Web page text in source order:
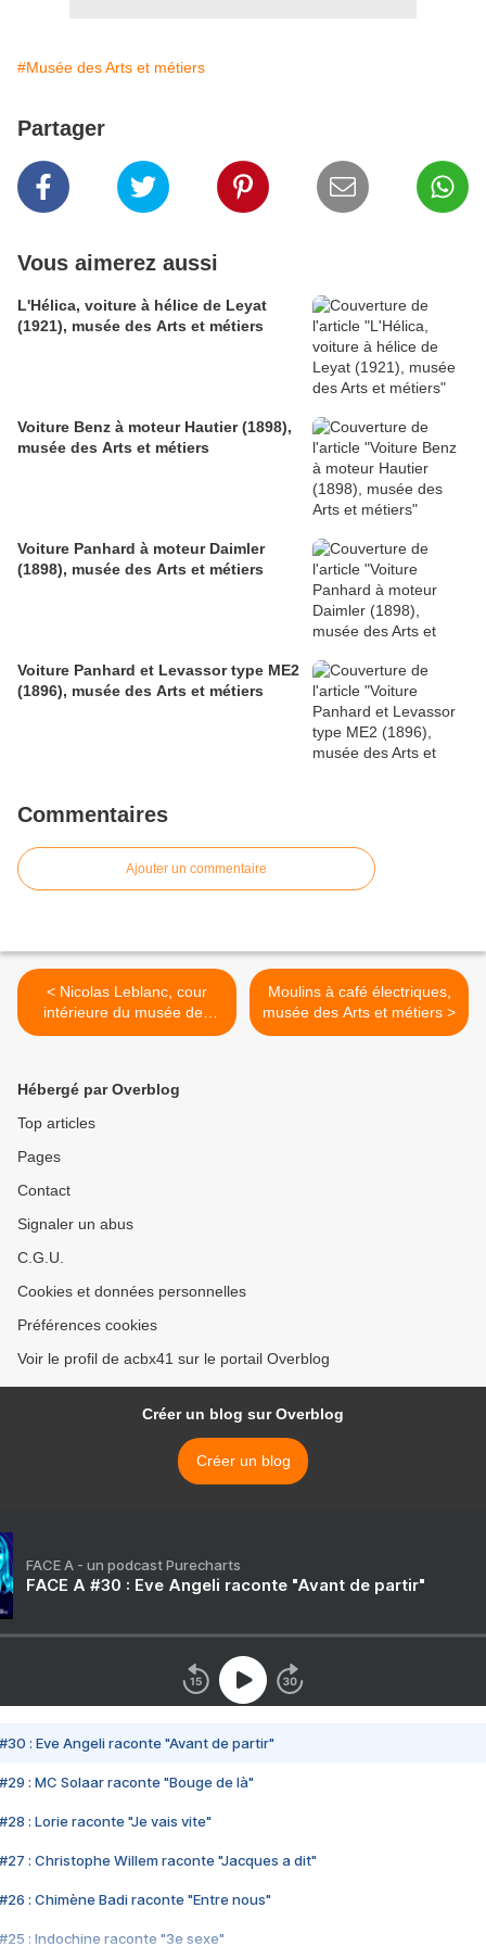
#Musée des Arts et métiers
Partager
Vous aimerez aussi
L'Hélica, voiture à hélice de Leyat
(1921), musée des Arts et métiers
Voiture Benz à moteur Hautier (1898),
musée des Arts et métiers
Voiture Panhard à moteur Daimler
(1898), musée des Arts et métiers
Voiture Panhard et Levassor type ME2
(1896), musée des Arts et métiers
Commentaires
Ajouter un commentaire
< Nicolas Leblanc, cour
intérieure du musée des
Arts et métiers
Moulins à café électriques,
musée des Arts et métiers >
Hébergé par Overblog
Top articles
Pages
Contact
Signaler un abus
C.G.U.
Cookies et données personnelles
Préférences cookies
Voir le profil de acbx41 sur le portail Overblog
Créer un blog sur Overblog
Créer un blog
FACE A - un podcast Purecharts
FACE A #30 : Eve Angeli raconte "Avant de partir"
#30 : Eve Angeli raconte "Avant de partir"
#29 : MC Solaar raconte "Bouge de là"
#28 : Lorie raconte "Je vais vite"
#27 : Christophe Willem raconte "Jacques a dit"
#26 : Chimène Badi raconte "Entre nous"
#25 : Indochine raconte "3e sexe"